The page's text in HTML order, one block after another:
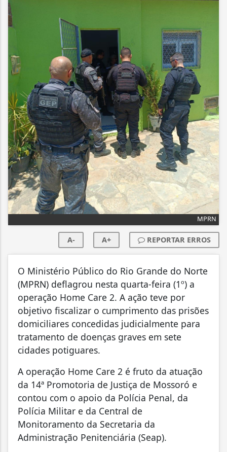
MPRN
A- A+ REPORTAR ERROS
O Ministério Público do Rio Grande do Norte
(MPRN) deflagrou nesta quarta-feira (1º) a
operação Home Care 2. A ação teve por
objetivo fiscalizar o cumprimento das prisões
domiciliares concedidas judicialmente para
tratamento de doenças graves em sete
cidades potiguares.
A operação Home Care 2 é fruto da atuação
da 14ª Promotoria de Justiça de Mossoró e
contou com o apoio da Polícia Penal, da
Polícia Militar e da Central de
Monitoramento da Secretaria da
Administração Penitenciária (Seap).